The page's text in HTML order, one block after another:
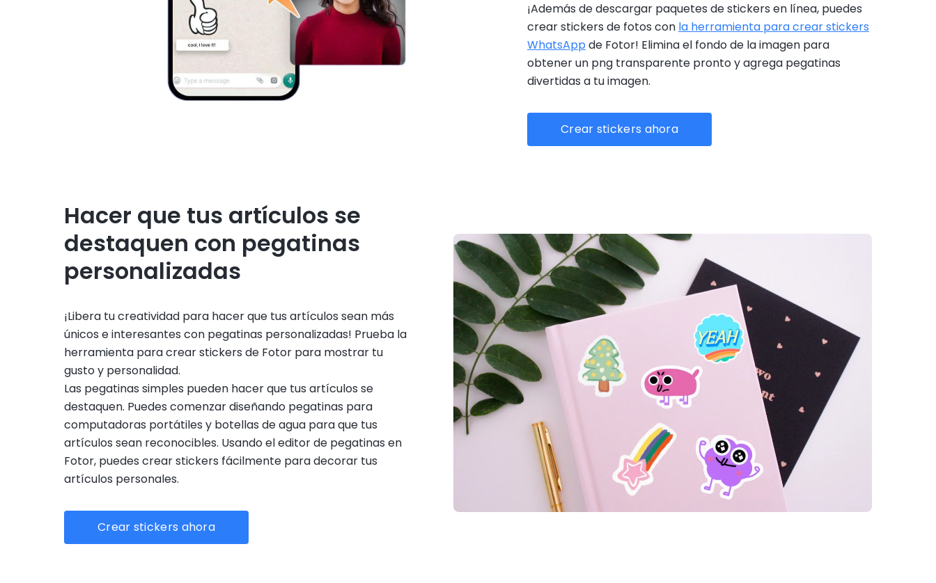
¡Además de descargar paquetes de stickers en línea, puedes
crear stickers de fotos con la herramienta para crear stickers
WhatsAppde Fotor! Elimina el fondo de la imagen para
obtener un png transparente pronto y agrega pegatinas
divertidas a tu imagen.
Crear stickers ahora
Hacer que tus artículos se
destaquen con pegatinas
personalizadas
¡Libera tu creatividad para hacer que tus artículos sean más
únicos e interesantes con pegatinas personalizadas! Prueba la
herramienta para crear stickers de Fotor para mostrar tu
gusto y personalidad.
Las pegatinas simples pueden hacer que tus artículos se
destaquen. Puedes comenzar diseñando pegatinas para
computadoras portátiles y botellas de agua para que tus
artículos sean reconocibles. Usando el editor de pegatinas en
Fotor, puedes crear stickers fácilmente para decorar tus
artículos personales.
Crear stickers ahora